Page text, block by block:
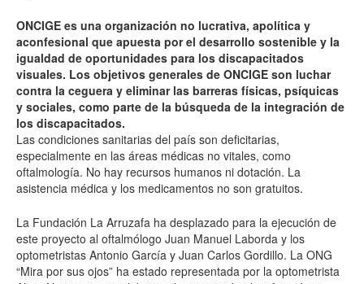
ONCIGE es una organización no lucrativa, apolítica y
aconfesional que apuesta por el desarrollo sostenible y la
igualdad de oportunidades para los discapacitados
visuales. Los objetivos generales de ONCIGE son luchar
contra la ceguera y eliminar las barreras físicas, psíquicas
y sociales, como parte de la búsqueda de la integración de
los discapacitados.
Las condiciones sanitarias del país son deficitarias,
especialmente en las áreas médicas no vitales, como
oftalmología. No hay recursos humanos ni dotación. La
asistencia médica y los medicamentos no son gratuitos.
La Fundación La Arruzafa ha desplazado para la ejecución de
este proyecto al oftalmólogo Juan Manuel Laborda y los
optometristas Antonio García y Juan Carlos Gordillo. La ONG
“Mira por sus ojos” ha estado representada por la optometrista